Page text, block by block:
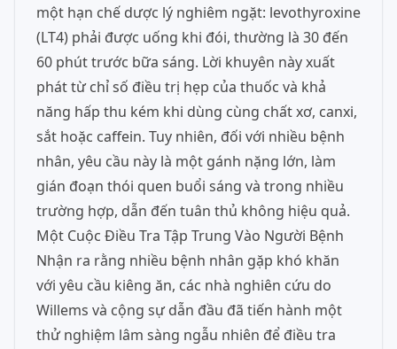
một hạn chế dược lý nghiêm ngặt: levothyroxine
(LT4) phải được uống khi đói, thường là 30 đến
60 phút trước bữa sáng. Lời khuyên này xuất
phát từ chỉ số điều trị hẹp của thuốc và khả
năng hấp thu kém khi dùng cùng chất xơ, canxi,
sắt hoặc caffein. Tuy nhiên, đối với nhiều bệnh
nhân, yêu cầu này là một gánh nặng lớn, làm
gián đoạn thói quen buổi sáng và trong nhiều
trường hợp, dẫn đến tuân thủ không hiệu quả.
Một Cuộc Điều Tra Tập Trung Vào Người Bệnh
Nhận ra rằng nhiều bệnh nhân gặp khó khăn
với yêu cầu kiêng ăn, các nhà nghiên cứu do
Willems và cộng sự dẫn đầu đã tiến hành một
thử nghiệm lâm sàng ngẫu nhiên để điều tra